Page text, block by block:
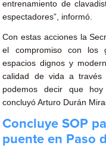
entrenamiento de
espectadores”, informó.
Con estas acciones la
el compromiso con los
espacios dignos y
calidad de vida a
podemos decir que hoy
concluyó Arturo Durán
Concluye SOP
puente en Paso